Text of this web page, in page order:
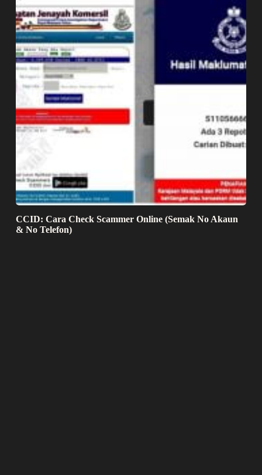
CCID: Cara Check Scammer Online (Semak No Akaun
& No Telefon)